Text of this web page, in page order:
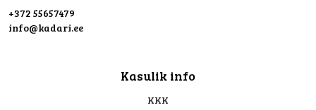
+372 55657479
info@kadari.ee
Kasulik info
KKK